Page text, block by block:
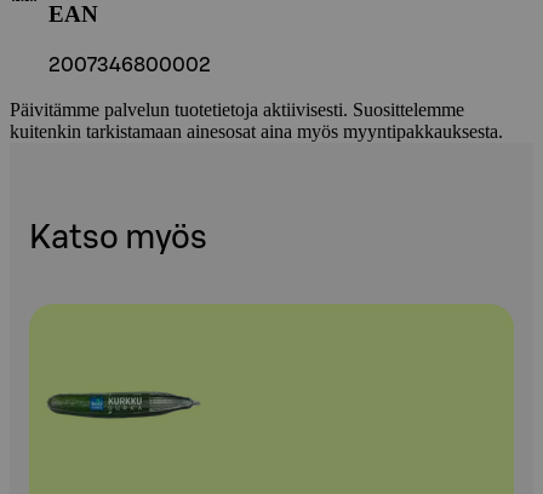
EAN
2007346800002
Päivitämme palvelun tuotetietoja aktiivisesti. Suosittelemme
kuitenkin tarkistamaan ainesosat aina myös myyntipakkauksesta.
Katso myös